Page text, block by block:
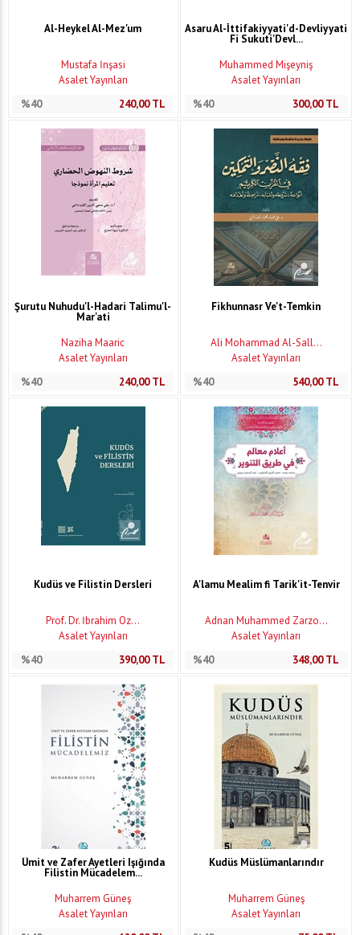
Al-Heykel Al-Mez'um
Mustafa İnşasi
Asalet Yayınları
%40
240,00TL
Asaru Al-İttifakiyyati'd-Devliyyati
Fi Sukuti'Devl...
Muhammed Mişeyniş
Asalet Yayınları
%40
300,00TL
Şurutu Nuhudu'l-Hadari Talimu'l-
Mar'ati
Naziha Maaric
Asalet Yayınları
%40
240,00TL
Fikhunnasr Ve't-Temkin
Ali Mohammad Al-Sall...
Asalet Yayınları
%40
540,00TL
Kudüs ve Filistin Dersleri
Prof. Dr. İbrahim Öz...
Asalet Yayınları
%40
390,00TL
A'lamu Mealim fi Tarik'it-Tenvir
Adnan Muhammed Zarzo...
Asalet Yayınları
%40
348,00TL
Ümit ve Zafer Ayetleri Işığında
Filistin Mücadelem...
Muharrem Güneş
Asalet Yayınları
Kudüs Müslümanlarındır
Muharrem Güneş
Asalet Yayınları